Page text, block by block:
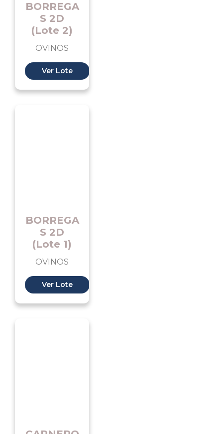
BORREGA
S 2D
(Lote 2)
OVINOS
Ver Lote
BORREGA
S 2D
(Lote 1)
OVINOS
Ver Lote